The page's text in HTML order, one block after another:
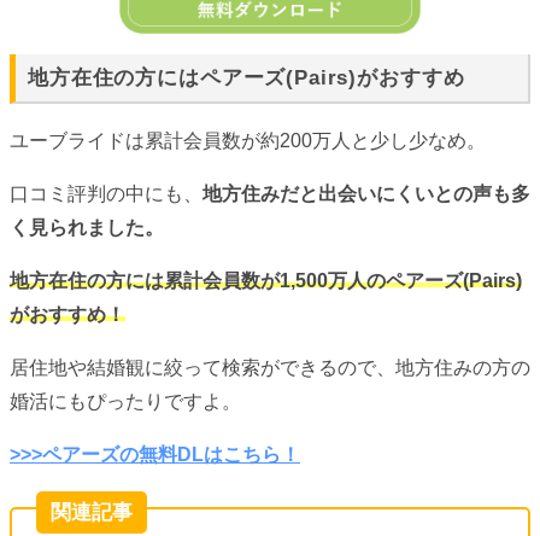
地方在住の方にはペアーズ(Pairs)がおすすめ
ユーブライドは累計会員数が約200万人と少し少なめ。
口コミ評判の中にも、 地方住みだと出会いにくいとの声も多
く見られました。
地方在住の方には累計会員数が1,500万人のペアーズ(Pairs)
がおすすめ！
居住地や結婚観に絞って検索ができるので、地方住みの方の
婚活にもぴったりですよ。
>>>ペアーズの無料DLはこちら！